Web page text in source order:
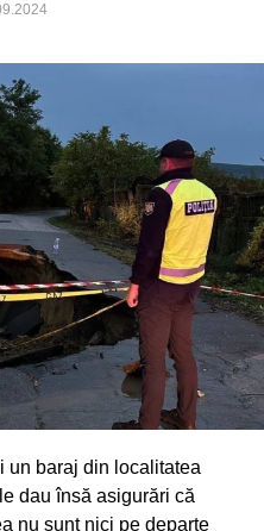
un baraj din localitatea
dau însă asigurări că
nu sunt nici pe departe